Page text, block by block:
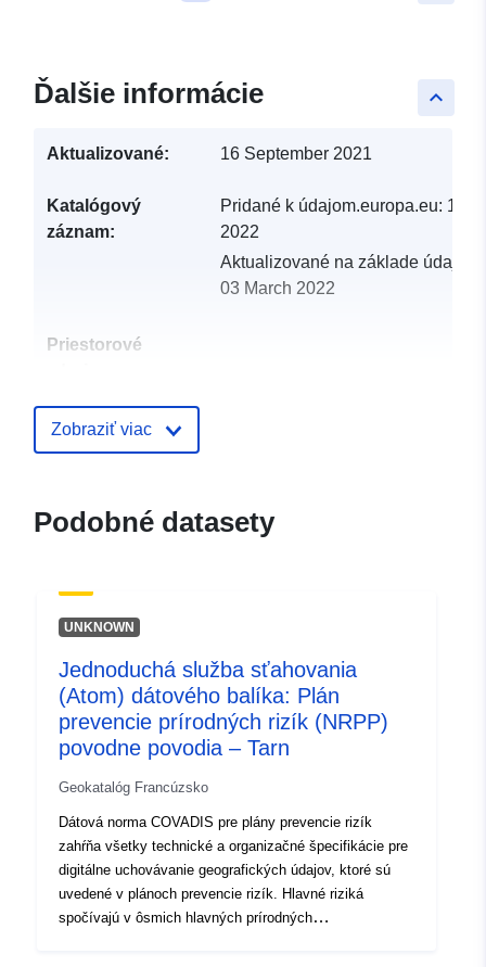
keyboard_arrow_up
Ďalšie informácie
Aktualizované: 16 September 2021
Katalógový
záznam:
Pridané k údajom.europa.eu: 19
2022
Aktualizované na základe
03 March 2022
Priestorové
Identifikátory:
3e98-4e1c-a27f-
4f99-ae46-5c6966a02fac
Typ:
Zdroj:
http://inspire.ec.europa.eu/
codelist/SpatialDataServiceType/
Zobraziť viac
Podobné datasety
UNKNOWN
Jednoduchá služba sťahovania
(Atom) dátového balíka: Plán
prevencie prírodných rizík (NRPP)
povodne povodia – Tarn
Geokatalóg Francúzsko
Dátová norma COVADIS pre plány prevencie rizík
zahŕňa všetky technické a organizačné špecifikácie pre
digitálne uchovávanie geografických údajov, ktoré sú
uvedené v plánoch prevencie rizík. Hlavné riziká
spočívajú v ôsmich hlavných prírodných